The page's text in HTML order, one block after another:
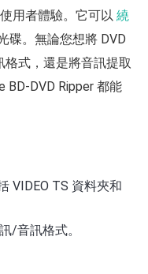
用者體驗。它可以 繞
碟。無論您想將 DVD
格式，還是將音訊提取
BD-DVD Ripper 都能
VIDEO TS 資料夾和
/音訊格式。